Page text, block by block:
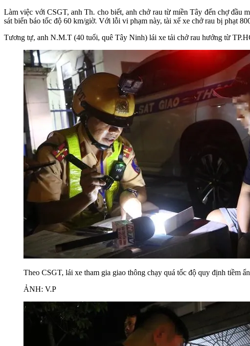
Làm việc với CSGT, anh Th. cho biết, anh chở rau từ miền Tây đến chợ
sát biển báo tốc độ 60 km/giờ. Với lỗi vi phạm này, tài xế xe chở rau bị phạt
Tương tự, anh N.M.T (40 tuổi, quê Tây Ninh) lái xe tải chở rau hướng từ
Theo CSGT, lái xe tham gia giao thông chạy quá tốc độ quy định tiềm
ẢNH: V.P